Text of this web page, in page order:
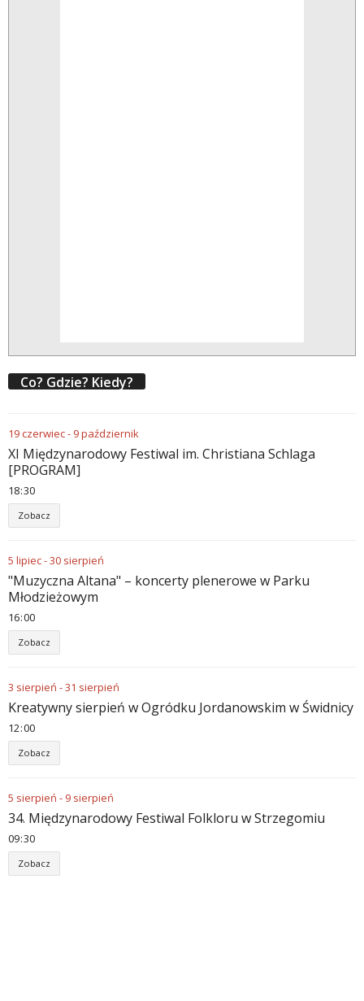
Co? Gdzie? Kiedy?
19czerwiec- 9październik
XI Międzynarodowy Festiwal im. Christiana Schlaga
[PROGRAM]
18:30
Zobacz
5 lipiec-30 sierpień
"Muzyczna Altana" – koncerty plenerowe w Parku
Młodzieżowym
16:00
Zobacz
3 sierpień -31 sierpień
Kreatywny sierpień w Ogródku Jordanowskim w Świdnicy
12:00
Zobacz
5 sierpień - 9 sierpień
34. Międzynarodowy Festiwal Folkloru w Strzegomiu
09:30
Zobacz